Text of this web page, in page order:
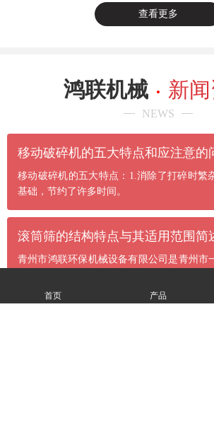
查看更多
鸿联机械 新
NEWS
移动破碎机的五大特点和应注意的
移动破碎机的五大特点：1.消除了打碎时繁
基础，节约了许多时间。
滚筒筛的结构特点与其适用范围简
青州市鸿联环保机械设备有限公司是青州市
首页 产品